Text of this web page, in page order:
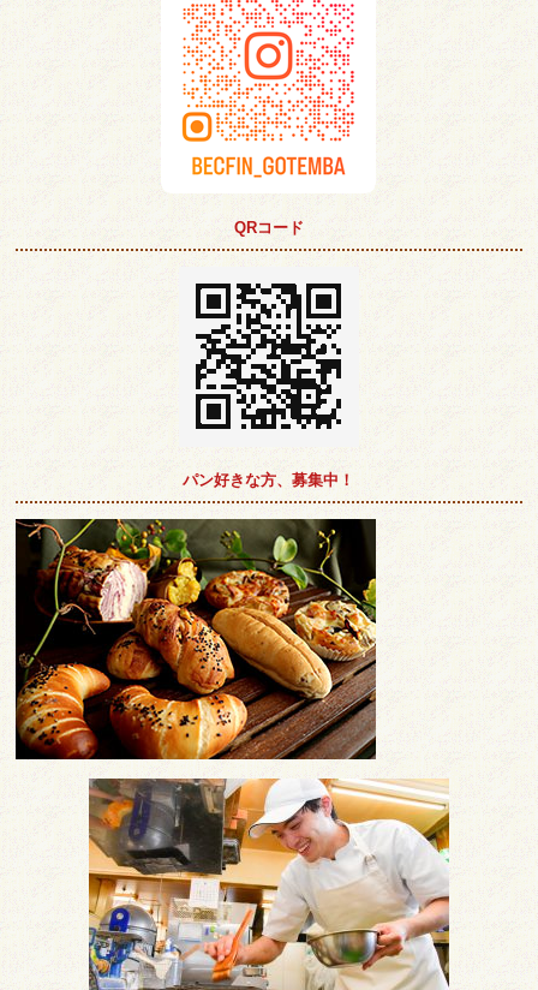
QRコード
パン好きな方、募集中！